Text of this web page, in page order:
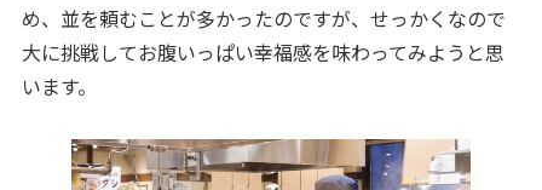
め、並を頼むことが多かったのですが、せっかくなので
大に挑戦してお腹いっぱい幸福感を味わってみようと思
います。